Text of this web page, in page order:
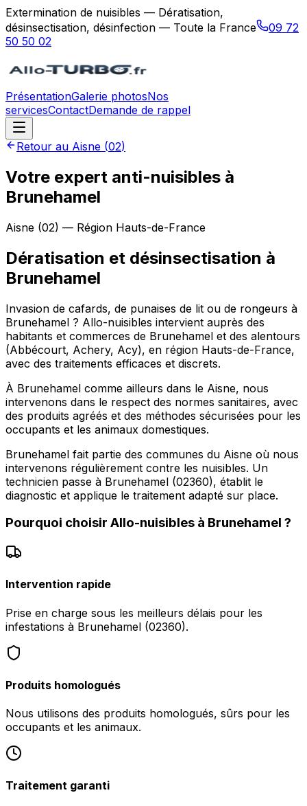
Extermination de nuisibles — Dératisation,
désinsectisation, désinfection — Toute la France
09 72
50 50 02
PrésentationGalerie photosNos
servicesContactDemande de rappel
Retour au Aisne (02)
Votre expert anti-nuisibles à
Brunehamel
Aisne (02) — Région Hauts-de-France
Dératisation et désinsectisation à
Brunehamel
Invasion de cafards, de punaises de lit ou de rongeurs à
Brunehamel ? Allo-nuisibles intervient auprès des
habitants et commerces de Brunehamel et des alentours
(Abbécourt, Achery, Acy), en région Hauts-de-France,
avec des traitements efficaces et discrets.
À Brunehamel comme ailleurs dans le Aisne, nous
intervenons dans le respect des normes sanitaires, avec
des produits agréés et des méthodes sécurisées pour les
occupants et les animaux domestiques.
Brunehamel fait partie des communes du Aisne où nous
intervenons régulièrement contre les nuisibles. Un
technicien passe à Brunehamel (02360), établit le
diagnostic et applique le traitement adapté sur place.
Pourquoi choisir Allo-nuisibles à Brunehamel ?
Intervention rapide
Prise en charge sous les meilleurs délais pour les
infestations à Brunehamel (02360).
Produits homologués
Nous utilisons des produits homologués, sûrs pour les
occupants et les animaux.
Traitement garanti